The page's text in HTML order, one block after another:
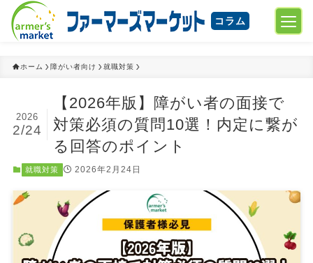
コラム
ホーム 障がい者向け 就職対策
【2026年版】障がい者の面接で
対策必須の質問10選！内定に繋が
る回答のポイント
2026
2/24
就職対策 2026年2月24日